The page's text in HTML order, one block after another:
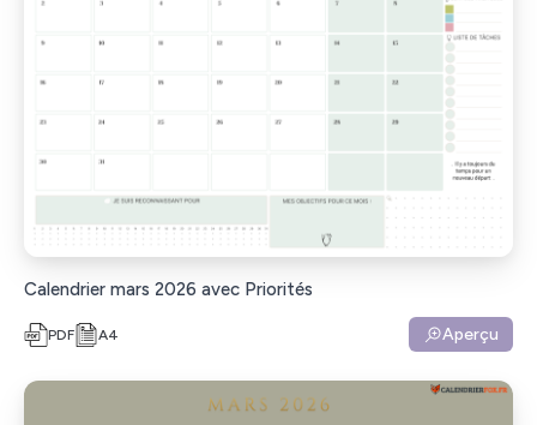
Calendrier mars 2026 avec Priorités
PDF A4 Aperçu